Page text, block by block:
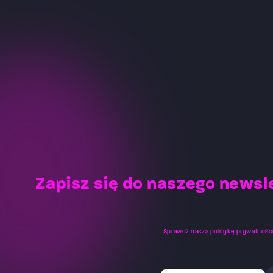
Zapisz się do naszego
Sprawdź naszą politykę